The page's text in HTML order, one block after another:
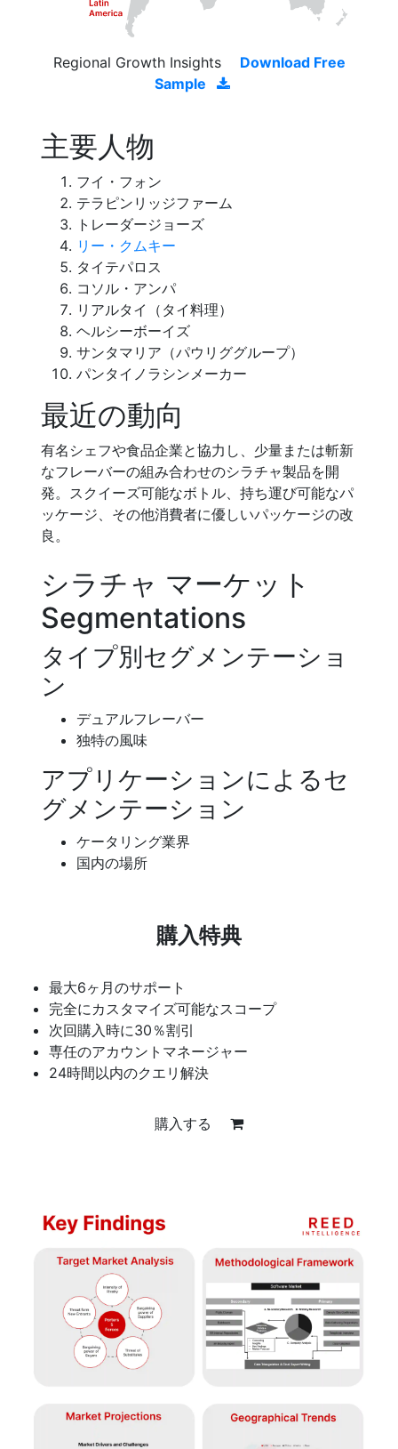
Regional Growth Insights
Download Free
Sample
主要人物
フイ・フォン
テラピンリッジファーム
トレーダージョーズ
リー・クムキー
タイテパロス
コソル・アンパ
リアルタイ（タイ料理）
ヘルシーボーイズ
サンタマリア（パウリググループ）
パンタイノラシンメーカー
最近の動向
有名シェフや食品企業と協力し、少量または斬新
なフレーバーの組み合わせのシラチャ製品を開
発。スクイーズ可能なボトル、持ち運び可能なパ
ッケージ、その他消費者に優しいパッケージの改
良。
シラチャ マーケット
Segmentations
タイプ別セグメンテーショ
ン
デュアルフレーバー
独特の風味
アプリケーションによるセ
グメンテーション
ケータリング業界
国内の場所
購入特典
最大6ヶ月のサポート
完全にカスタマイズ可能なスコープ
次回購入時に30％割引
専任のアカウントマネージャー
24時間以内のクエリ解決
購入する